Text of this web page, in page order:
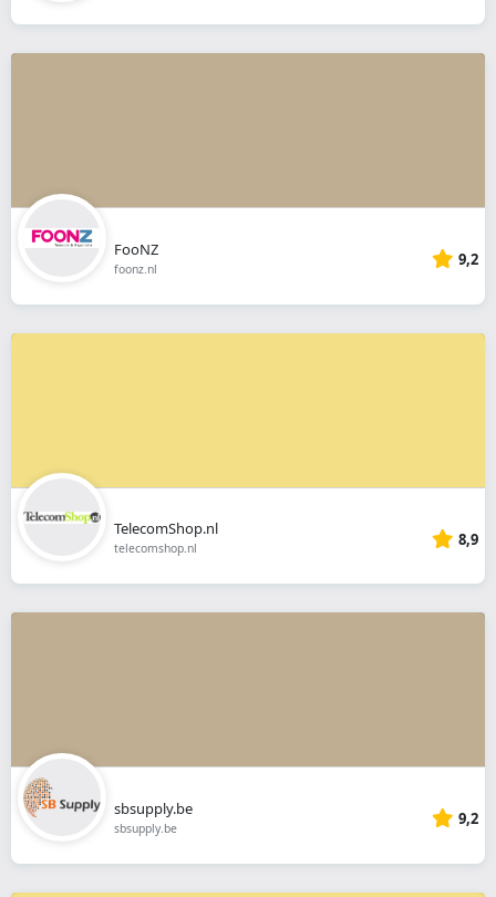
FooNZ
foonz.nl 9,2
TelecomShop.nl
telecomshop.nl 8,9
sbsupply.be
sbsupply.be 9,2